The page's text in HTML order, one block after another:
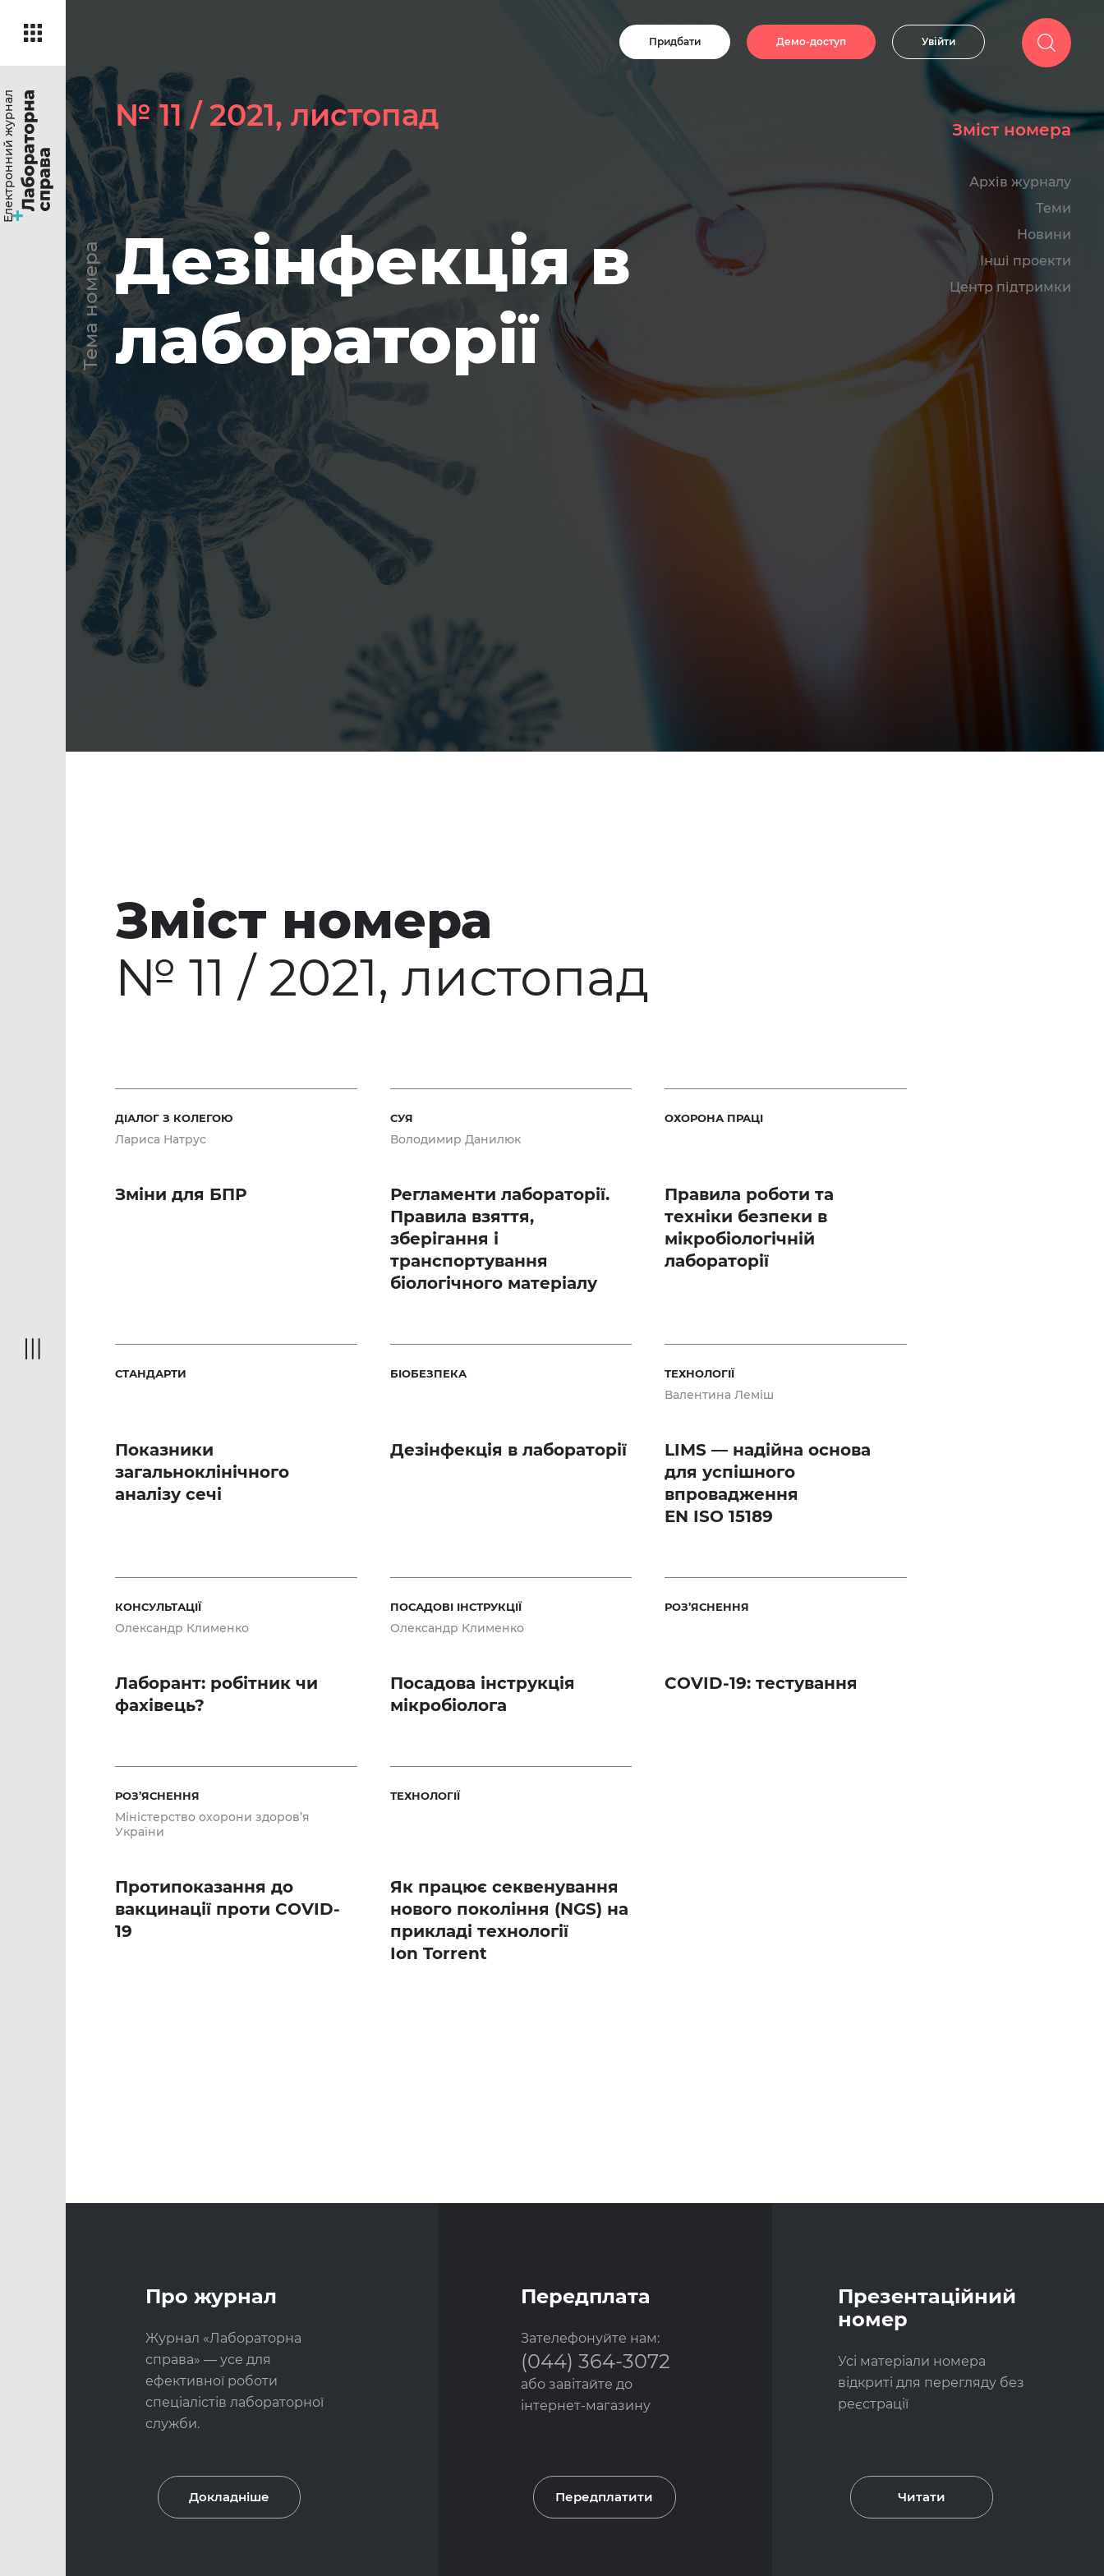
Придбати Демо-доступ Увійти
Зміст номера
Архів журналу
Теми
Новини
Інші проекти
Центр підтримки
№ 11 / 2021, листопад
Тема номераДезінфекція в
лабораторії
Зміст номера
№ 11 / 2021, листопад
ДІАЛОГ З КОЛЕГОЮ
Лариса Натрус
Зміни для БПР
СУЯ
Володимир Данилюк
Регламенти лабораторії.
Правила взяття,
зберігання і
транспортування
біологічного матеріалу
ОХОРОНА ПРАЦІ
Правила роботи та
техніки безпеки в
мікробіологічній
лабораторії
СТАНДАРТИ
Показники
загальноклінічного
аналізу сечі
БІОБЕЗПЕКА
Дезінфекція в лабораторії
ТЕХНОЛОГІЇ
Валентина Леміш
LIMS — надійна основа
для успішного
впровадження
EN ISO 15189
КОНСУЛЬТАЦІЇ
Олександр Клименко
Лаборант: робітник чи
фахівець?
ПОСАДОВІ ІНСТРУКЦІЇ
Олександр Клименко
Посадова інструкція
мікробіолога
РОЗ’ЯСНЕННЯ
COVID-19: тестування
РОЗ’ЯСНЕННЯ
Міністерство охорони здоров’я
України
Протипоказання до
вакцинації проти COVID-
19
ТЕХНОЛОГІЇ
Як працює секвенування
нового покоління (NGS) на
прикладі технології
Ion Torrent
Про журнал
Журнал «Лабораторна
справа» — усе для
ефективної роботи
спеціалістів лабораторної
служби.
Докладніше
Передплата
Зателефонуйте нам:
(044) 364-3072
або завітайте до
інтернет-магазину
Передплатити
Презентаційний
номер
Усі матеріали номера
відкриті для перегляду без
реєстрації
Читати
Електронний журнал